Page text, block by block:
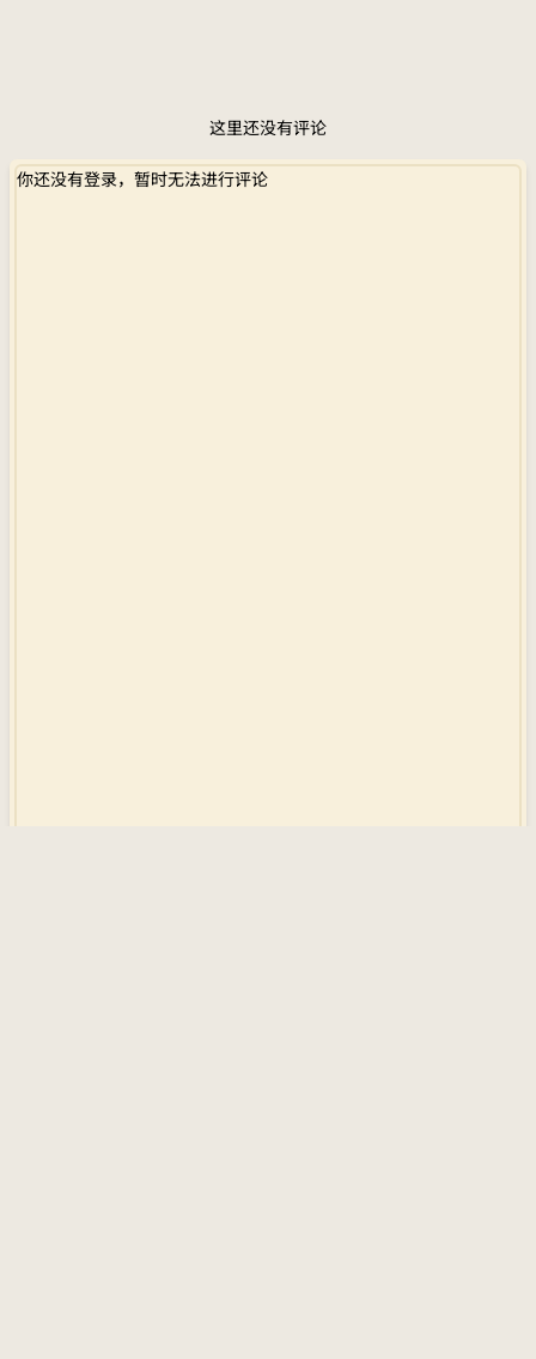
这里还没有评论
你还没有登录，暂时无法进行评论